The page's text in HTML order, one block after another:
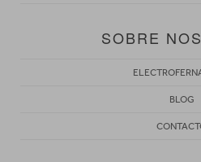
SOBRE
BLOG